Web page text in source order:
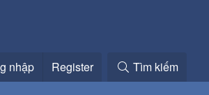
nhập Register Tìm kiếm